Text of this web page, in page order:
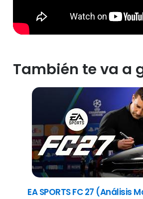
También te va a
EA SPORTS FC 27 (Análisis